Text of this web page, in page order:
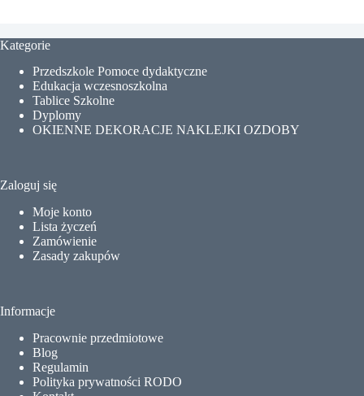
Kategorie
Przedszkole Pomoce dydaktyczne
Edukacja wczesnoszkolna
Tablice Szkolne
Dyplomy
OKIENNE DEKORACJE NAKLEJKI OZDOBY
Zaloguj się
Moje konto
Lista życzeń
Zamówienie
Zasady zakupów
Informacje
Pracownie przedmiotowe
Blog
Regulamin
Polityka prywatności RODO